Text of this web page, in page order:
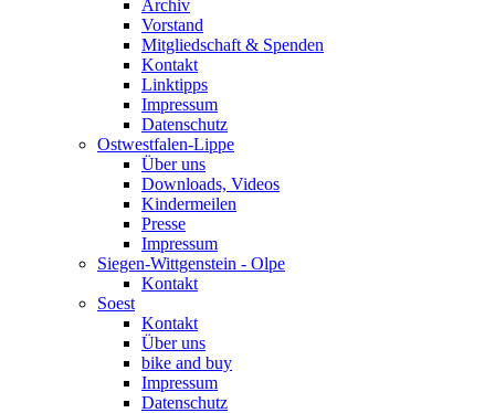
Archiv
Vorstand
Mitgliedschaft & Spenden
Kontakt
Linktipps
Impressum
Datenschutz
Ostwestfalen-Lippe
Über uns
Downloads, Videos
Kindermeilen
Presse
Impressum
Siegen-Wittgenstein - Olpe
Kontakt
Soest
Kontakt
Über uns
bike and buy
Impressum
Datenschutz